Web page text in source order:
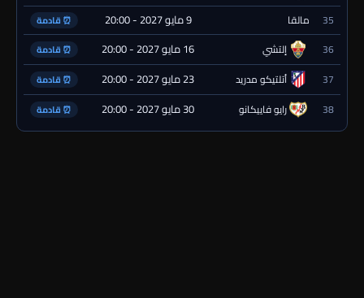
35 مالقا 9 مايو 2027 - 20:00 ⏰ قادمة
36 إلتشي 16 مايو 2027 - 20:00 ⏰ قادمة
37 أتلتيكو مدريد 23 مايو 2027 - 20:00 ⏰ قادمة
38 رايو فاييكانو 30 مايو 2027 - 20:00 ⏰ قادمة